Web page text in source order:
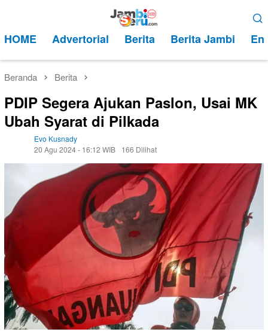
kontenMobile
HOME Advertorial Berita Berita Jambi
Beranda Berita
PDIP Segera Ajukan Paslon, Usai MK
Ubah Syarat di Pilkada
Evo Kusnady
20 Agu 2024 - 16:12 WIB
166 Dilihat